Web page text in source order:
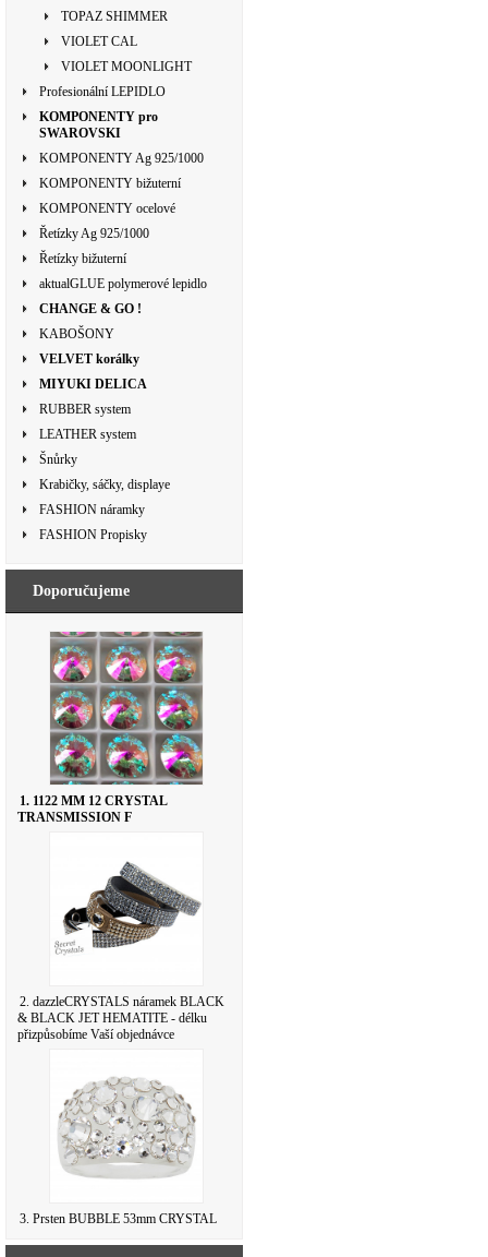
TOPAZ SHIMMER
VIOLET CAL
VIOLET MOONLIGHT
Profesionální LEPIDLO
KOMPONENTY pro
SWAROVSKI
KOMPONENTY Ag 925/1000
KOMPONENTY bižuterní
KOMPONENTY ocelové
Řetízky Ag 925/1000
Řetízky bižuterní
aktualGLUE polymerové lepidlo
CHANGE & GO !
KABOŠONY
VELVET korálky
MIYUKI DELICA
RUBBER system
LEATHER system
Šnůrky
Krabičky, sáčky, displaye
FASHION náramky
FASHION Propisky
Doporučujeme
1. 1122 MM 12 CRYSTAL
TRANSMISSION F
2. dazzleCRYSTALS náramek BLACK
& BLACK JET HEMATITE - délku
přizpůsobíme Vaší objednávce
3. Prsten BUBBLE 53mm CRYSTAL